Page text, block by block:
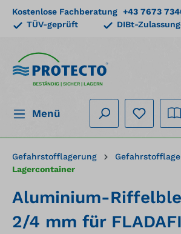
springen
Kostenlose Fachberatung +43 7673
TÜV-geprüft
DIBt-
BESTÄNDIG | SICHER | LAGERN
Menü
Gefahrstofflagerung
Lagercontainer
Aluminium-
2/4 mm für